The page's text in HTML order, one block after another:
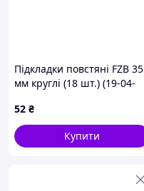
Підкладки повстяні FZB 35
мм круглі (18 шт.) (19-04-
52 ₴
Купити